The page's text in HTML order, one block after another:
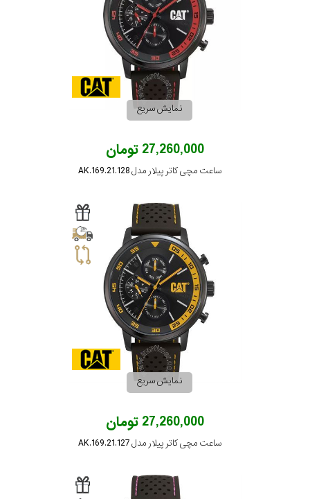
نمایش سریع
27,260,000 تومان
ساعت مچی کاتر پیلار مدل AK.169.21.128
نمایش سریع
27,260,000 تومان
ساعت مچی کاتر پیلار مدل AK.169.21.127